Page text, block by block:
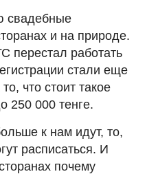
свадебные
и на природе.
перестал работать
стали еще
что стоит такое
250 000 тенге.
к нам идут, то,
расписаться. И
почему